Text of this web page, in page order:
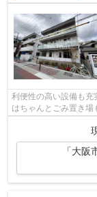
利便性の高い設備も充
はちゃんとごみ置き
「大